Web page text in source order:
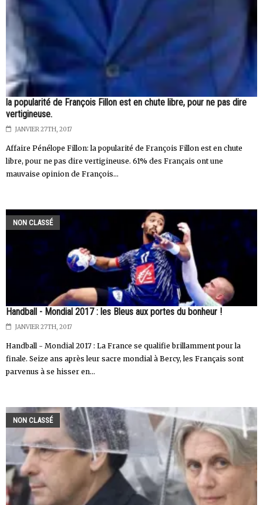
la popularité de François Fillon est en chute libre, pour ne pas dire
vertigineuse.
JANVIER 27TH, 2017
Affaire Pénélope Fillon: la popularité de François Fillon est en chute
libre, pour ne pas dire vertigineuse. 61% des Français ont une
mauvaise opinion de François...
NON CLASSÉ
Handball - Mondial 2017 : les Bleus aux portes du bonheur !
JANVIER 27TH, 2017
Handball - Mondial 2017 : La France se qualifie brillamment pour la
finale. Seize ans après leur sacre mondial à Bercy, les Français sont
parvenus à se hisser en...
NON CLASSÉ